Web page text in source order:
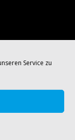
Service zu